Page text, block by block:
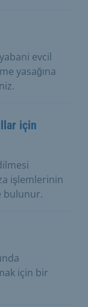
evcil
yasağına
için
işlemlerinin
bulunur.
için bir